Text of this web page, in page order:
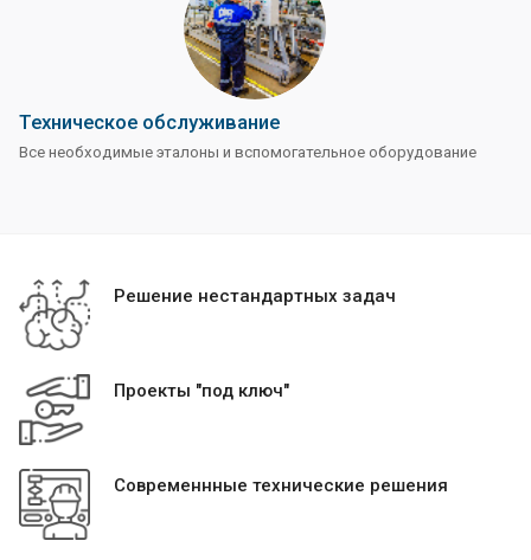
Техническое обслуживание
Все необходимые эталоны и вспомогательное оборудование
Решение нестандартных задач
Проекты "под ключ"
Современнные технические решения